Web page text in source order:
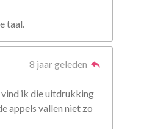
taal.
8 jaar geleden
vind ik die uitdrukking
appels vallen niet zo